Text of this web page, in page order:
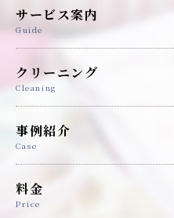
サービス案内
Guide
クリーニング
Cleaning
事例紹介
Case
料金
Price